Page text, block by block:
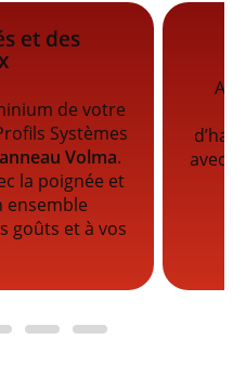
et des
de votre
Systèmes
Volma.
la poignée et
ensemble
goûts et à vos
avec